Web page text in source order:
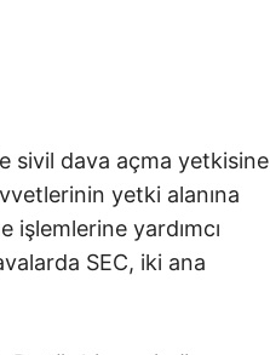
sivil dava açma yetkisine
yetki alanına
işlemlerine yardımcı
SEC, iki ana